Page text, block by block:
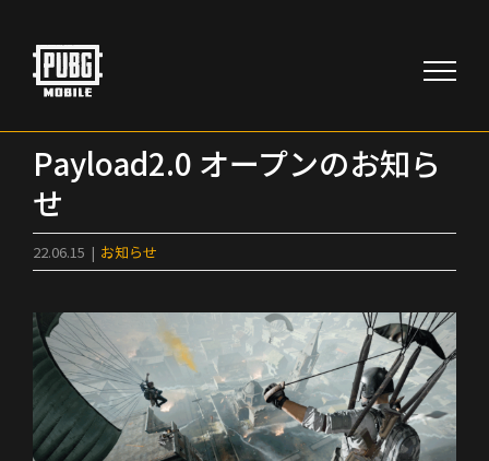
content
Payload2.0 オープンのお知ら
せ
22.06.15 | お知らせ